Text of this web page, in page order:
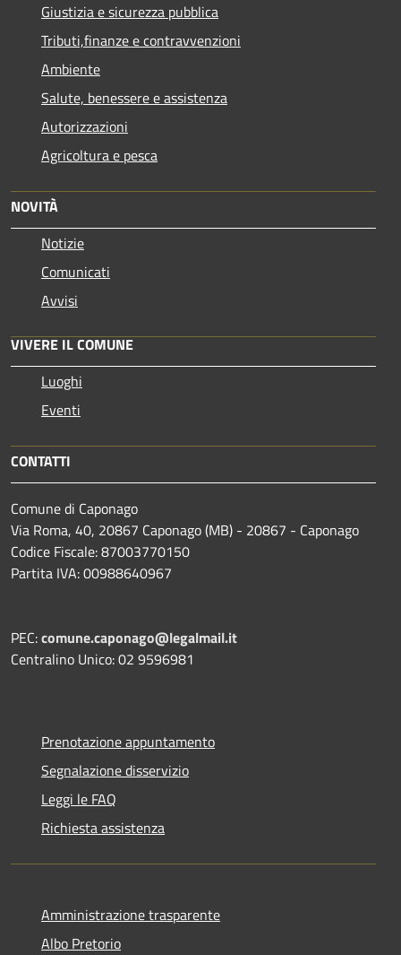
Giustizia e sicurezza pubblica
Tributi,finanze e contravvenzioni
Ambiente
Salute, benessere e assistenza
Autorizzazioni
Agricoltura e pesca
NOVITÀ
Notizie
Comunicati
Avvisi
VIVERE IL COMUNE
Luoghi
Eventi
CONTATTI
Comune di Caponago
Via Roma, 40, 20867 Caponago (MB) - 20867 - Caponago
Codice Fiscale: 87003770150
Partita IVA: 00988640967
PEC:comune.caponago@legalmail.it
Centralino Unico: 02 9596981
Prenotazione appuntamento
Segnalazione disservizio
Leggi le FAQ
Richiesta assistenza
Amministrazione trasparente
Albo Pretorio